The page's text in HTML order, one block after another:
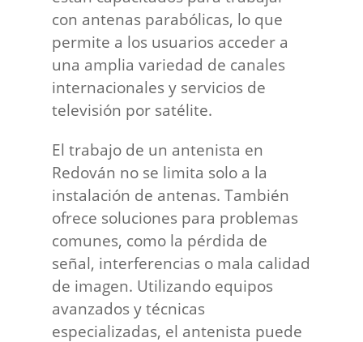
con antenas parabólicas, lo que
permite a los usuarios acceder a
una amplia variedad de canales
internacionales y servicios de
televisión por satélite.
El trabajo de un antenista en
Redován no se limita solo a la
instalación de antenas. También
ofrece soluciones para problemas
comunes, como la pérdida de
señal, interferencias o mala calidad
de imagen. Utilizando equipos
avanzados y técnicas
especializadas, el antenista puede